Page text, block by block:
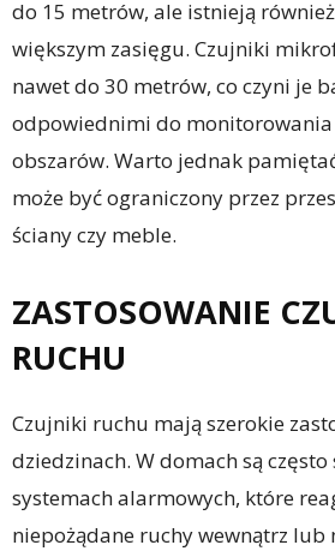
do 15 metrów, ale istnieją
większym zasięgu. Czujniki
nawet do 30 metrów, co czyni je
odpowiednimi do monitorowania
obszarów. Warto jednak
może być ograniczony przez
ściany czy meble.
ZASTOSOWANIE
RUCHU
Czujniki ruchu mają szerokie
dziedzinach. W domach są często
systemach alarmowych, które
niepożądane ruchy wewnątrz lub